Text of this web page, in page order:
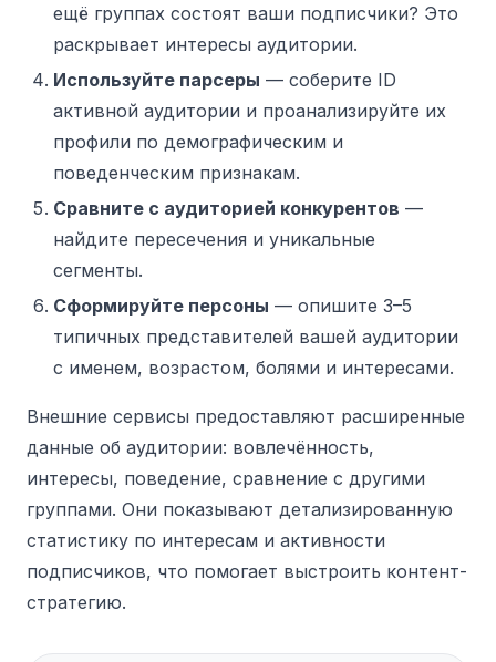
ещё группах состоят ваши подписчики? Это
раскрывает интересы аудитории.
Используйте парсеры — соберите ID
активной аудитории и проанализируйте их
профили по демографическим и
поведенческим признакам.
Сравните с аудиторией конкурентов —
найдите пересечения и уникальные
сегменты.
Сформируйте персоны — опишите 3–5
типичных представителей вашей аудитории
с именем, возрастом, болями и интересами.
Внешние сервисы предоставляют расширенные
данные об аудитории: вовлечённость,
интересы, поведение, сравнение с другими
группами. Они показывают детализированную
статистику по интересам и активности
подписчиков, что помогает выстроить контент-
стратегию.